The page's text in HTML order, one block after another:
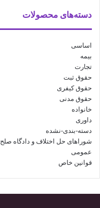
دسته‌های محصولات
اساسی
بیمه
تجارت
حقوق ثبت
حقوق کیفری
حقوق مدنی
خانواده
داوری
دسته-بندی-نشده
شوراهای حل اختلاف و دادگاه صلح
عمومی
قوانین خاص